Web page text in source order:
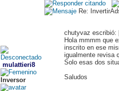
mulattieri8
Inversor
Re:
chutyvaz escribió:
Hola mmmm que
inscrito en ese
igualmente revisa
Solo esas dos
Saludos